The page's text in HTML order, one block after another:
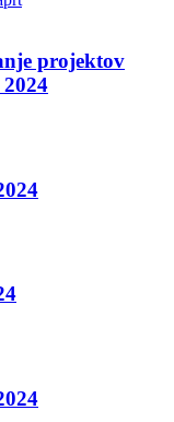
projektov